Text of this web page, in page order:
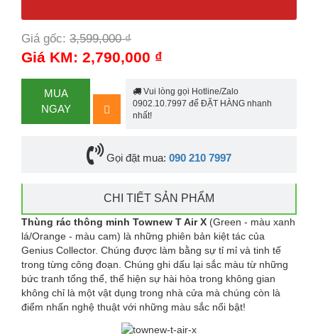
Giá gốc: 3,599,000 ₫
Giá KM: 2,790,000 ₫
MUA
NGAY
Vui lòng gọi Hotline/Zalo
0902.10.7997 để ĐẶT HÀNG nhanh
nhất!
Gọi đặt mua: 090 210 7997
CHI TIẾT SẢN PHẨM
Thùng rác thông minh Townew T Air X (Green - màu xanh
lá/Orange - màu cam) là những phiên bản kiệt tác của
Genius Collector. Chúng được làm bằng sự tỉ mỉ và tinh tế
trong từng công đoạn. Chúng ghi dấu lại sắc màu từ những
bức tranh tổng thể, thể hiện sự hài hòa trong không gian
không chỉ là một vật dụng trong nhà cửa mà chúng còn là
điểm nhấn nghệ thuật với những màu sắc nổi bật!